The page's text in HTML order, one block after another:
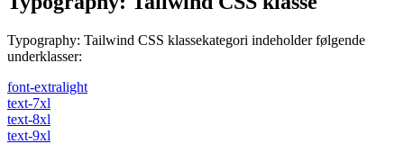
Typography: Tailwind CSS klassekategori indeholder følgende
underklasser:
font-extralight
text-7xl
text-8xl
text-9xl